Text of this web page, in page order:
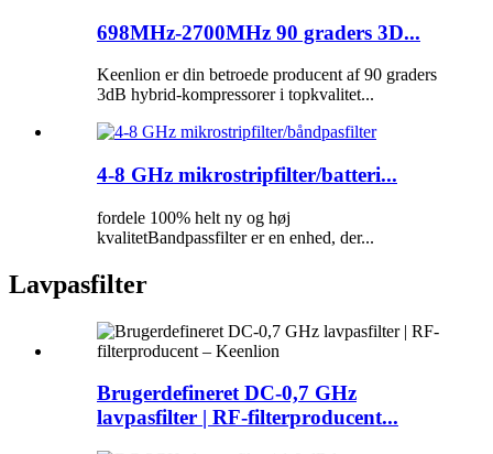
698MHz-2700MHz 90 graders 3D...
Keenlion er din betroede producent af 90 graders
3dB hybrid-kompressorer i topkvalitet...
4-8 GHz mikrostripfilter/batteri...
fordele 100% helt ny og høj
kvalitetBandpassfilter er en enhed, der...
Lavpasfilter
Brugerdefineret DC-0,7 GHz
lavpasfilter | RF-filterproducent...